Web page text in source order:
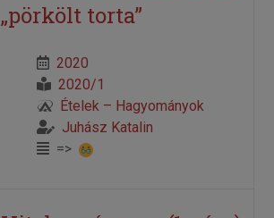
„pörkölt torta”
2020
2020/1
Ételek – Hagyományok
Juhász Katalin
=>